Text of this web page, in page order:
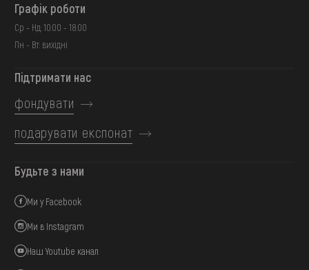
Графік роботи
Ср - Нд: 10:00 - 18:00
Пн - Вт: вихідні
Підтримати нас
фондувати
подарувати експонат
Будьте з нами
Ми у Facebook
Ми в Instagram
Наш Youtube канал